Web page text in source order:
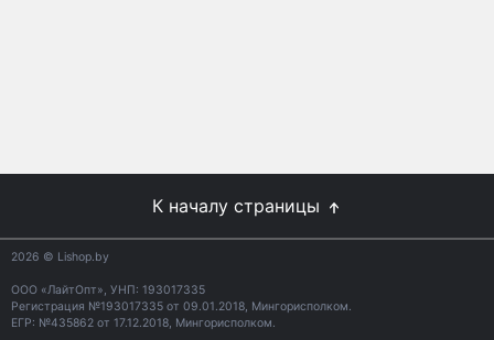
К началу страницы
2026 © Lishop.by
ООО «ЛайтОпт», УНП: 193017335
Регистрация №193017335 от 09.01.2018, Мингорисполком.
ЕГР: №435862 от 17.12.2018, Мингорисполком.